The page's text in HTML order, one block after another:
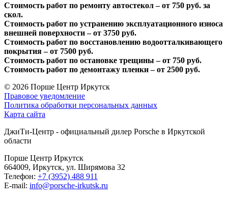
Стоимость работ по ремонту автостекол – от 750 руб. за
скол.
Стоимость работ по устранению эксплуатационного износа
внешней поверхности – от 3750 руб.
Стоимость работ по восстановлению водоотталкивающего
покрытия – от 7500 руб.
Стоимость работ по остановке трещины – от 750 руб.
Стоимость работ по демонтажу пленки – от 2500 руб.
© 2026 Порше Центр Иркутск
Правовое уведомление
Политика обработки персональных данных
Карта сайта
ДжиТи-Центр - официальный дилер Porsche в Иркутской
области
Порше Центр Иркутск
664009, Иркутск, ул. Ширямова 32
Телефон: +7 (3952) 488 911
E-mail: info@porsche-irkutsk.ru